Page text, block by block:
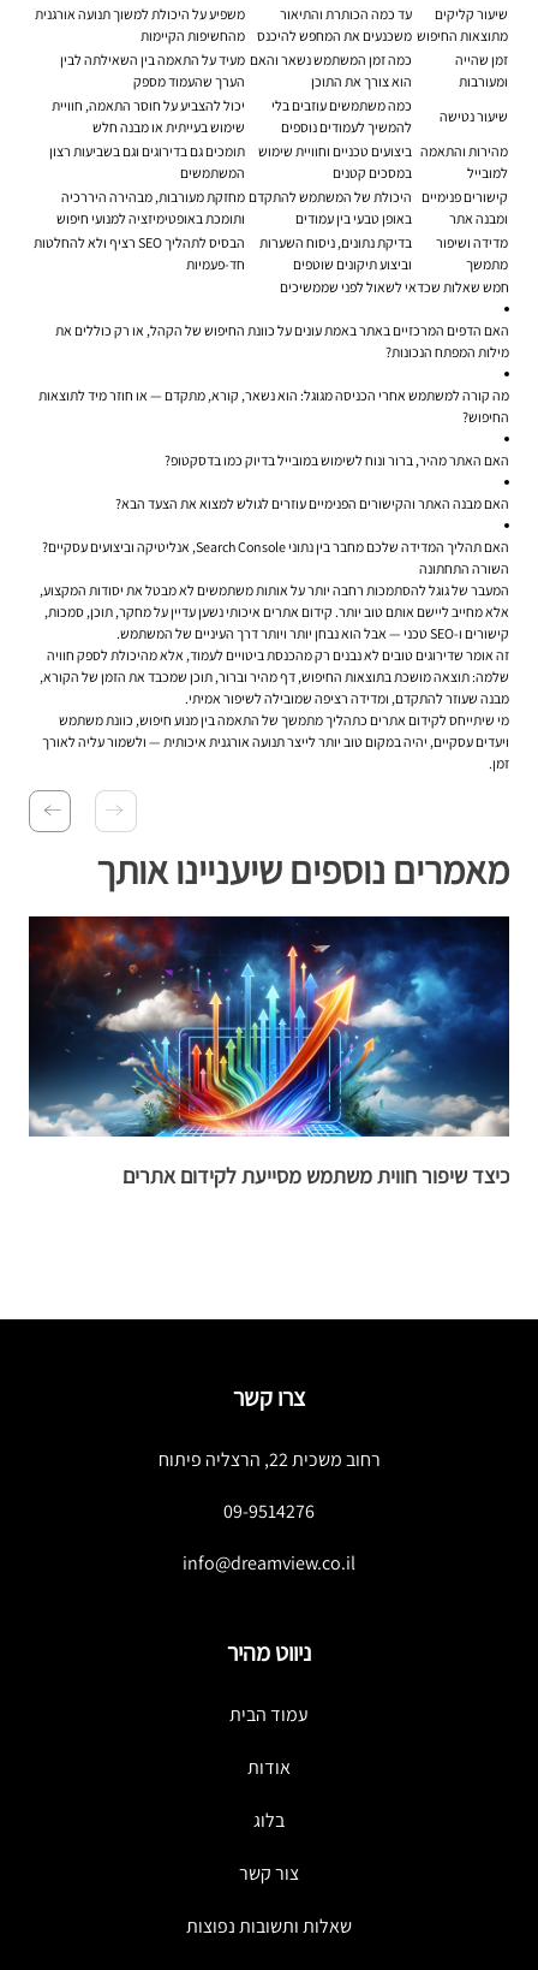
שיעור קליקים
מתוצאות החיפוש
עד כמה הכותרת והתיאור
משכנעים את המחפש להיכנס
משפיע על היכולת למשוך תנועה אורגנית
מהחשיפות הקיימות
זמן שהייה
ומעורבות
כמה זמן המשתמש נשאר והאם
הוא צורך את התוכן
מעיד על התאמה בין השאילתה לבין
הערך שהעמוד מספק
שיעור נטישה
כמה משתמשים עוזבים בלי
להמשיך לעמודים נוספים
יכול להצביע על חוסר התאמה, חוויית
שימוש בעייתית או מבנה חלש
מהירות והתאמה
למובייל
ביצועים טכניים וחוויית שימוש
במסכים קטנים
תומכים גם בדירוגים וגם בשביעות רצון
המשתמשים
קישורים פנימיים
ומבנה אתר
היכולת של המשתמש להתקדם
באופן טבעי בין עמודים
מחזקת מעורבות, מבהירה היררכיה
ותומכת באופטימיזציה למנועי חיפוש
מדידה ושיפור
מתמשך
בדיקת נתונים, ניסוח השערות
וביצוע תיקונים שוטפים
הבסיס לתהליך SEO רציף ולא להחלטות
חד-פעמיות
חמש שאלות שכדאי לשאול לפני שממשיכים
האם הדפים המרכזיים באתר באמת עונים על כוונת החיפוש של הקהל, או רק כוללים את
מילות המפתח הנכונות?
מה קורה למשתמש אחרי הכניסה מגוגל: הוא נשאר, קורא, מתקדם — או חוזר מיד לתוצאות
החיפוש?
האם האתר מהיר, ברור ונוח לשימוש במובייל בדיוק כמו בדסקטופ?
האם מבנה האתר והקישורים הפנימיים עוזרים לגולש למצוא את הצעד הבא?
האם תהליך המדידה שלכם מחבר בין נתוני Search Console, אנליטיקה וביצועים עסקיים?
השורה התחתונה
המעבר של גוגל להסתמכות רחבה יותר על אותות משתמשים לא מבטל את יסודות המקצוע,
אלא מחייב ליישם אותם טוב יותר. קידום אתרים איכותי נשען עדיין על מחקר, תוכן, סמכות,
קישורים ו-SEO טכני — אבל הוא נבחן יותר ויותר דרך העיניים של המשתמש.
זה אומר שדירוגים טובים לא נבנים רק מהכנסת ביטויים לעמוד, אלא מהיכולת לספק חוויה
שלמה: תוצאה מושכת בתוצאות החיפוש, דף מהיר וברור, תוכן שמכבד את הזמן של הקורא,
מבנה שעוזר להתקדם, ומדידה רציפה שמובילה לשיפור אמיתי.
מי שיתייחס לקידום אתרים כתהליך מתמשך של התאמה בין מנוע חיפוש, כוונת משתמש
ויעדים עסקיים, יהיה במקום טוב יותר לייצר תנועה אורגנית איכותית — ולשמור עליה לאורך
זמן.
מאמרים נוספים שיעניינו אותך
כיצד שיפור חווית משתמש מסייעת לקידום אתרים
צרו קשר
רחוב משכית 22, הרצליה פיתוח
09-9514276
info@dreamview.co.il
ניווט מהיר
עמוד הבית
אודות
בלוג
צור קשר
שאלות ותשובות נפוצות